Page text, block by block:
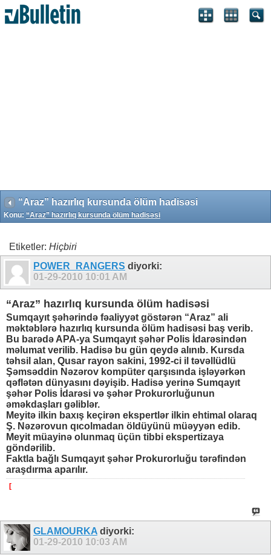
“Araz” hazırlıq kursunda ölüm hadisəsi
Konu: “Araz” hazırlıq kursunda ölüm hadisəsi
Etiketler: Hiçbiri
POWER_RANGERS diyorki:
01-29-2010 10:01 AM
“Araz” hazırlıq kursunda ölüm hadisəsi
Sumqayıt şəhərində fəaliyyət göstərən “Araz” ali
məktəblərə hazırlıq kursunda ölüm hadisəsi baş verib.
Bu barədə APA-ya Sumqayıt şəhər Polis İdarəsindən
məlumat verilib. Hadisə bu gün qeydə alınıb. Kursda
təhsil alan, Qusar rayon sakini, 1992-ci il təvəllüdlü
Şəmsəddin Nəzərov kompüter qarşısında işləyərkən
qəflətən dünyasını dəyişib. Hadisə yerinə Sumqayıt
şəhər Polis İdarəsi və şəhər Prokurorluğunun
əməkdaşları gəliblər.
Meyitə ilkin baxış keçirən ekspertlər ilkin ehtimal olaraq
Ş. Nəzərovun qıcolmadan öldüyünü müəyyən edib.
Meyit müayinə olunmaq üçün tibbi ekspertizaya
göndərilib.
Faktla bağlı Sumqayıt şəhər Prokurorluğu tərəfindən
araşdırma aparılır.
[
GLAMOURKA diyorki:
01-29-2010 10:03 AM
Search Engine Optimization by vBSEO 3.6.1 ©2011, Crawlability,